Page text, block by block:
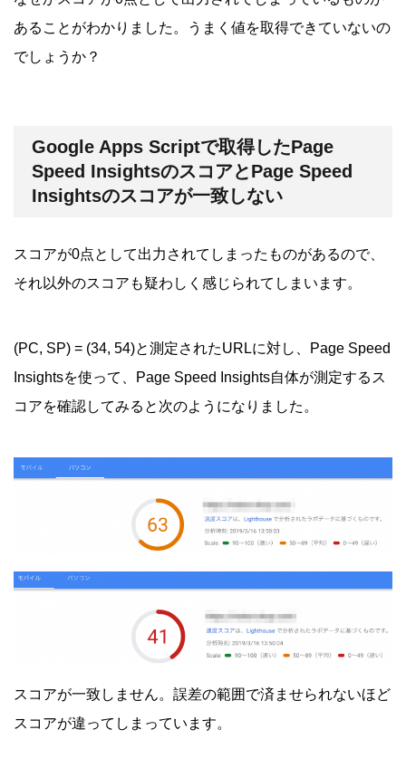
あることがわかりました。うまく値を取得できていないの
でしょうか？
Google Apps Scriptで取得したPage
Speed InsightsのスコアとPage Speed
Insightsのスコアが一致しない
スコアが0点として出力されてしまったものがあるので、
それ以外のスコアも疑わしく感じられてしまいます。
(PC, SP) = (34, 54)と測定されたURLに対し、Page Speed
Insightsを使って、Page Speed Insights自体が測定するス
コアを確認してみると次のようになりました。
スコアが一致しません。誤差の範囲で済ませられないほど
スコアが違ってしまっています。